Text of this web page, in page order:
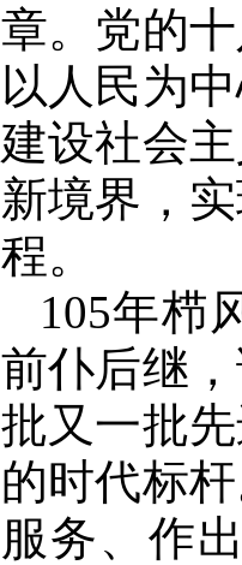
章。党的
以人民为
建设社会
新境界，
程。
105年栉
前仆后继
批又一批
的时代标
服务、作